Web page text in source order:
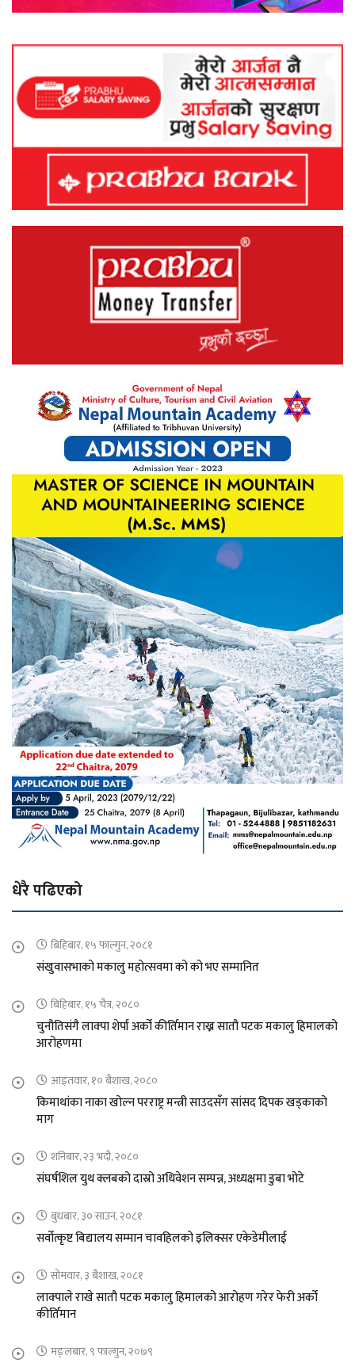
धेरै पढिएको
बिहिबार, १५ फाल्गुन, २०८१
संखुवासभाको मकालु महोत्सवमा को को भए सम्मानित
बिहिबार, १५ चैत्र, २०८०
चुनौतिसंगै लाक्पा शेर्पा अर्को कीर्तिमान राख्न सातौ पटक मकालु हिमालको
आरोहणमा
आइतवार, १० बैशाख, २०८०
किमाथांका नाका खोल्न परराष्ट्र मन्त्री साउदसँग सांसद दिपक खड्काको
माग
शनिबार, २३ भदौ, २०८०
संघर्षशिल युथ क्लबको दास्रो अधिवेशन सम्पन्न, अध्यक्षमा डुबा भोटे
बुधबार, ३० साउन, २०८१
सर्वोत्कृष्ट बिद्यालय सम्मान चावहिलको इलिक्सर एकेडेमीलाई
सोमवार, ३ बैशाख, २०८१
लाक्पाले राखे सातौ पटक मकालु हिमालको आरोहण गरेर फेरी अर्को
कीर्तिमान
मङ्लबार, ९ फाल्गुन, २०७९